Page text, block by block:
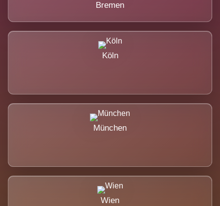
Bremen
Köln
München
Wien